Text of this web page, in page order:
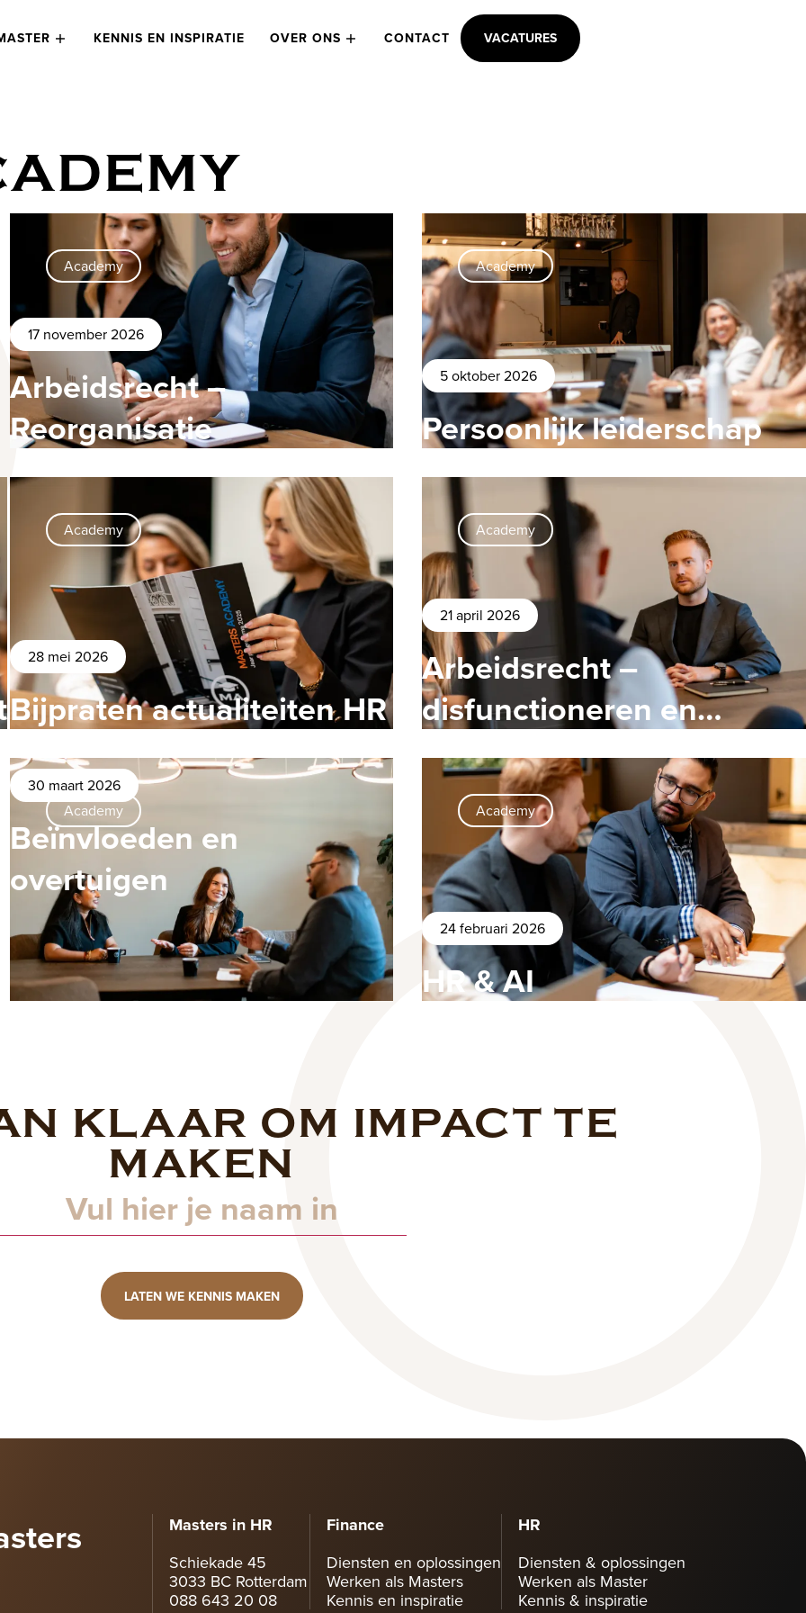
KENNIS EN INSPIRATIE OVER ONS CONTACT VACATURES
Academy
17 november 2026
Arbeidsrecht –
Reorganisatie
Academy
5 oktober 2026
Persoonlijk leiderschap
Academy
28 mei 2026
Bijpraten actualiteiten HR
Academy
21 april 2026
Arbeidsrecht –
disfunctioneren en
gedrag
Academy
30 maart 2026
Beïnvloeden en
overtuigen
Academy
24 februari 2026
HR & AI
KLAAR OM IMPACT TE
MAKEN
Naam
LATEN WE KENNIS MAKEN
Masters in HR
Schiekade 45
3033 BC Rotterdam
088 643 20 08
Finance
Diensten en oplossingen
Werken als Masters
Kennis en inspiratie
HR
Diensten & oplossingen
Werken als Master
Kennis & inspiratie